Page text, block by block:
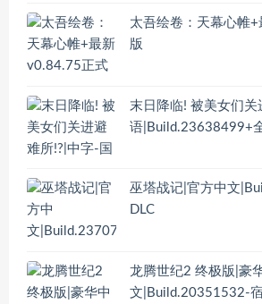
太吾绘卷：天幕心帷
版
末日降临! 被美女们关
语|Build.23638499+
巫塔战记|官方中文
DLC
龙腾世纪2 终极版|豪
文|Build.20351532-